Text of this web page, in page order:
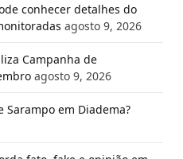
conhecer detalhes do
agosto 9, 2026
Campanha de
agosto 9, 2026
Sarampo em Diadema?